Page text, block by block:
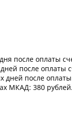
после оплаты
после оплаты
дней после
МКАД: 380 рублей.